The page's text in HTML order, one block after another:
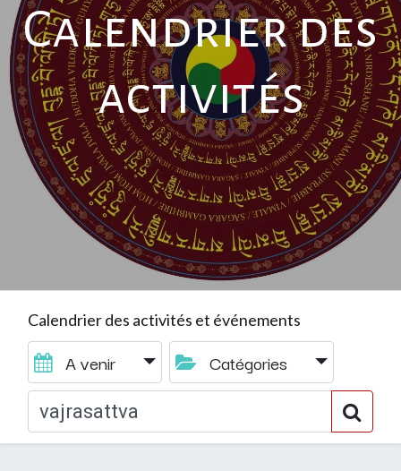
Calendrier des
activités
Calendrier des activités et événements
A venir Catégories